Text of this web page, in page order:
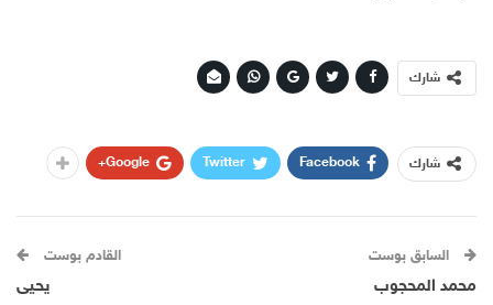
شارك
شارك Facebook
Twitter
Google+
السابق بوست
محمد المحجوب
القادم بوست
يحيى